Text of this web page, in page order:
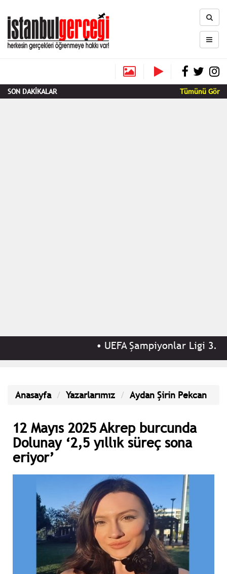
SON DAKİKALAR Tümünü Gör
UEFA Şampiyonlar Ligi 3.
Anasayfa Yazarlarımız Aydan Şirin Pekcan
12 Mayıs 2025 Akrep burcunda
Dolunay ‘2,5 yıllık süreç sona
eriyor’